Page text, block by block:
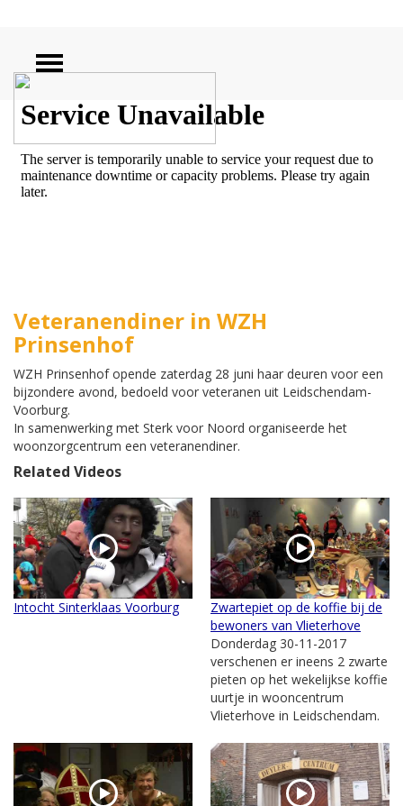
ZOEKEN
Veteranendiner in WZH
Prinsenhof
WZH Prinsenhof opende zaterdag 28 juni haar deuren voor een
bijzondere avond, bedoeld voor veteranen uit Leidschendam-
Voorburg.
In samenwerking met Sterk voor Noord organiseerde het
woonzorgcentrum een veteranendiner.
Related Videos
Intocht Sinterklaas Voorburg
Zwartepiet op de koffie bij de
bewoners van Vlieterhove
Donderdag 30-11-2017
verschenen er ineens 2 zwarte
pieten op het wekelijkse koffie
uurtje in wooncentrum
Vlieterhove in Leidschendam.